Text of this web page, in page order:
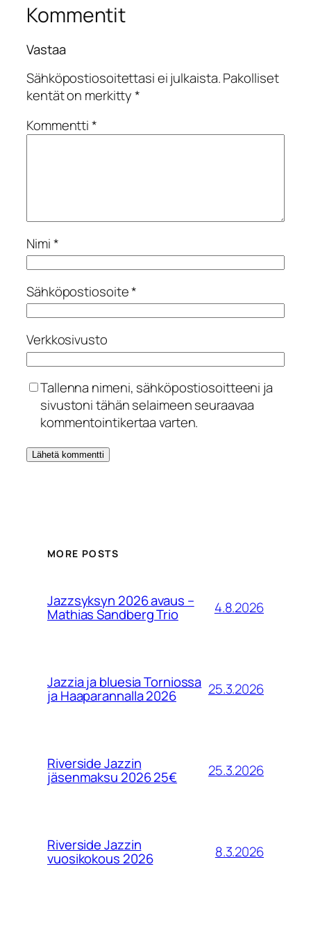
Kommentit
Vastaa
Sähköpostiosoitettasi ei julkaista.Pakolliset
kentät on merkitty*
Kommentti*
Nimi*
Sähköpostiosoite*
Verkkosivusto
Tallenna nimeni, sähköpostiosoitteeni ja
sivustoni tähän selaimeen seuraavaa
kommentointikertaa varten.
MORE POSTS
Jazzsyksyn 2026 avaus –
Mathias Sandberg Trio 4.8.2026
Jazzia ja bluesia Torniossa
ja Haaparannalla 2026 25.3.2026
Riverside Jazzin
jäsenmaksu 2026 25€ 25.3.2026
Riverside Jazzin
vuosikokous 2026 8.3.2026